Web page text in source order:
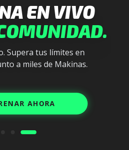
EN VIVO
Supera tus límites en
a miles de Makinas.
AHORA